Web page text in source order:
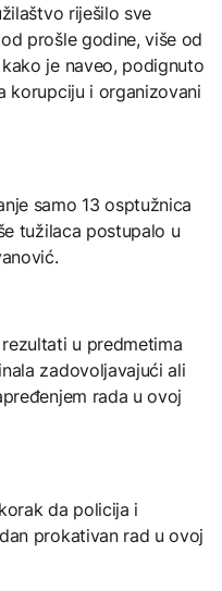
riješilo sve
prošle godine, više od
je naveo, podignuto
korupciju i organizovani
samo 13 osptužnica
tužilaca postupalo u
u predmetima
zadovoljavajući ali
rada u ovoj
da policija i
prokativan rad u ovoj